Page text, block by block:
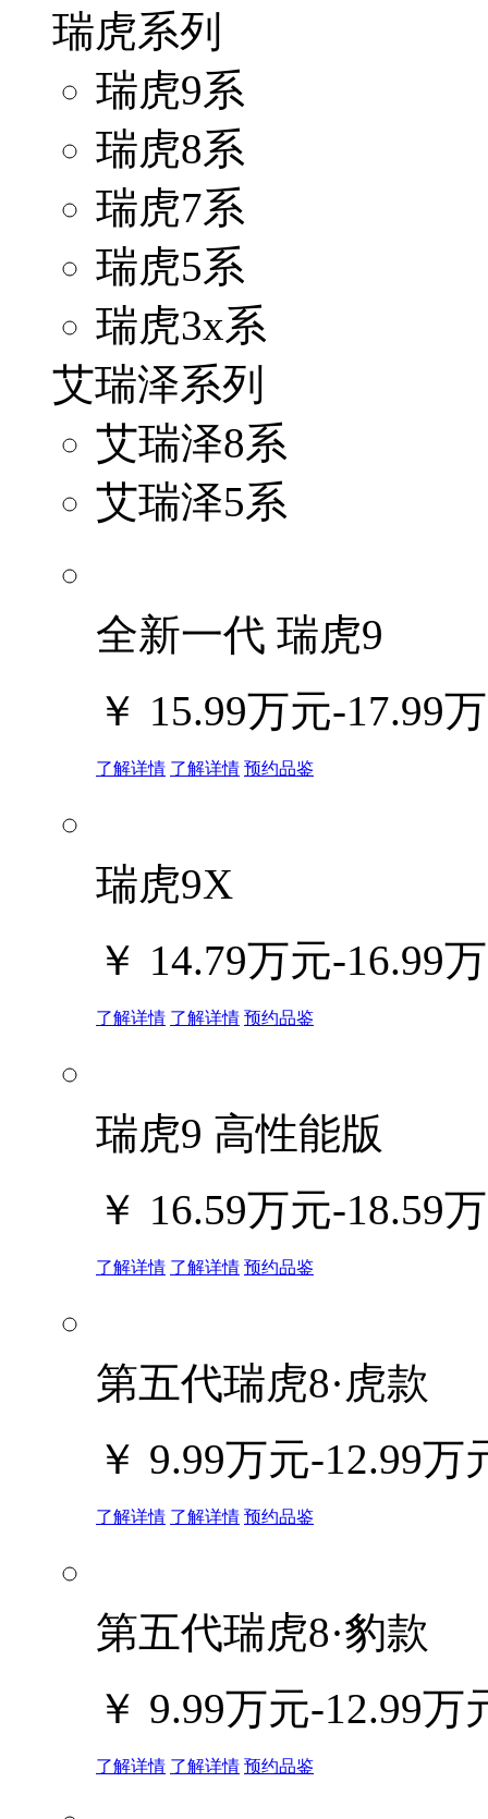
瑞虎系列
瑞虎9系
瑞虎8系
瑞虎7系
瑞虎5系
瑞虎3x系
艾瑞泽系列
艾瑞泽8系
艾瑞泽5系
全新一代 瑞虎9
￥ 15.99万元-17.99
了解详情 了解详情 预约品鉴
瑞虎9X
￥ 14.79万元-16.99
了解详情 了解详情 预约品鉴
瑞虎9 高性能版
￥ 16.59万元-18.59
了解详情 了解详情 预约品鉴
第五代瑞虎8·虎款
￥ 9.99万元-12.99万
了解详情 了解详情 预约品鉴
第五代瑞虎8·豹款
￥ 9.99万元-12.99万
了解详情 了解详情 预约品鉴